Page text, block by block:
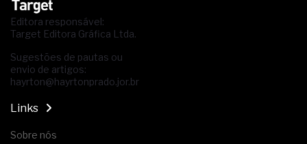
Editora responsável:
Target Editora Gráfica Ltda.
Sugestões de pautas ou
envio de artigos:
hayrton@hayrtonprado.jor.br
Links
Sobre nós